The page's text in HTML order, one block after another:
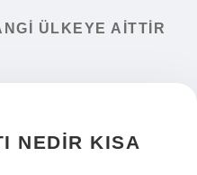
ÜLKEYE AITTIR
NEDIR KISA